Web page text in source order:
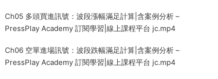
Ch05 多頭買進訊號：波段漲幅滿足計算|含案例分析 –
PressPlay Academy 訂閱學習|線上課程平台 jc.mp4
Ch06 空單進場訊號：波段跌幅滿足計算|含案例分析 –
PressPlay Academy 訂閱學習|線上課程平台 jc.mp4